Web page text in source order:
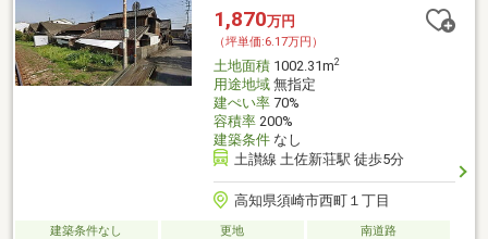
1,870万円
（坪単価:6.17万円）
土地面積1002.31m2
用途地域無指定
建ぺい率70%
容積率200%
建築条件なし
土讃線 土佐新荘駅 徒歩5分
高知県須崎市西町１丁目
建築条件なし 更地
南道路